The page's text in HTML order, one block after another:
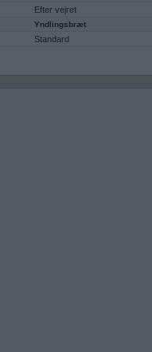
Efter vejret
Yndlingsbræt
Standard